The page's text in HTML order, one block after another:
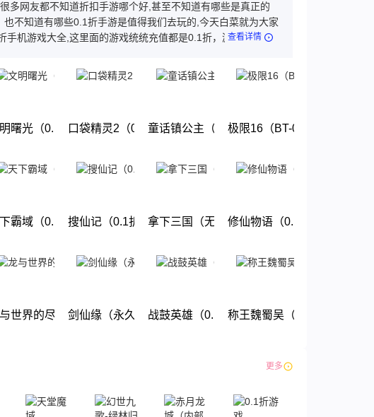
多网友都不知道折扣手游哪个好,甚至不知道有哪些是真正的
也不知道有哪些0.1折手游是值得我们去玩的,今天白菜就为大家
手机游戏大全,这里面的游戏统统充值都是0.1折，游戏上线就
验吧!
查看详情
极送百亿元宝）
曙光（0.1折GM修改版）
下载
口袋精灵2（0.1折送超梦）
下载
童话镇公主（0.1折）
下载
极限16（BT-0.1折无限元宝）
下载
限福利）
霸域（0.1折扣版）
下载
搜仙记（0.1折送60万工资）
下载
拿下三国（无限抽奖0.1折）
下载
修仙物语（0.1折功德版）
下载
限商城）
世界的尽头(0.1折)剑仙缘（永久0.1折）战鼓英雄（0.1折送超赛小队）称王魏蜀吴（0.1折送魔吕布）
更多